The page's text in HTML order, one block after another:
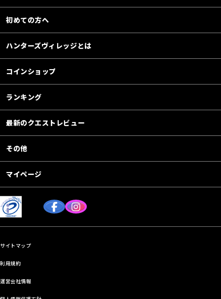
初めての方へ
ハンターズヴィレッジとは
コインショップ
ランキング
最新のクエストレビュー
その他
マイページ
サイトマップ
利用規約
運営会社情報